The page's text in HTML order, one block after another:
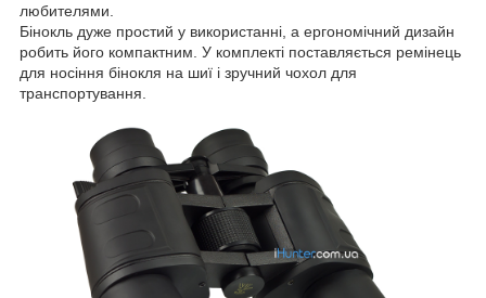
любителями.
Бінокль дуже простий у використанні, а ергономічний дизайн
робить його компактним. У комплекті поставляється ремінець
для носіння бінокля на шиї і зручний чохол для
транспортування.